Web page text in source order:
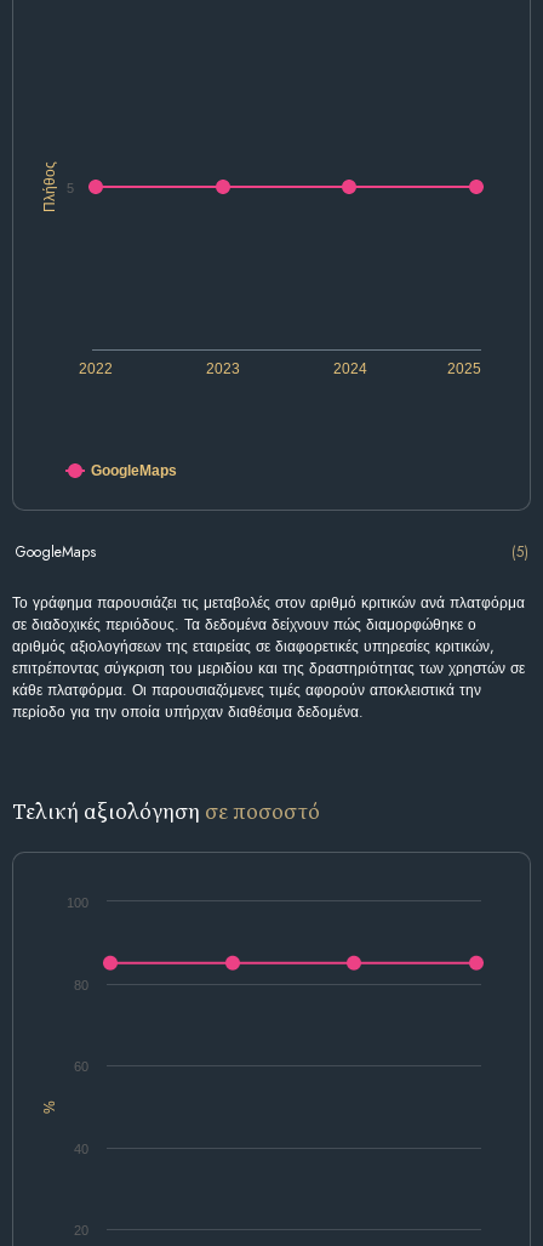
Πλήθος
2022 2024
2023 2025
5
GoogleMaps
GoogleMaps (5)
Το γράφημα παρουσιάζει τις μεταβολές στον αριθμό κριτικών ανά πλατφόρμα
σε διαδοχικές περιόδους. Τα δεδομένα δείχνουν πώς διαμορφώθηκε ο
αριθμός αξιολογήσεων της εταιρείας σε διαφορετικές υπηρεσίες κριτικών,
επιτρέποντας σύγκριση του μεριδίου και της δραστηριότητας των χρηστών σε
κάθε πλατφόρμα. Οι παρουσιαζόμενες τιμές αφορούν αποκλειστικά την
περίοδο για την οποία υπήρχαν διαθέσιμα δεδομένα.
Τελική αξιολόγηση σε ποσοστό
%
20
40
60
80
100